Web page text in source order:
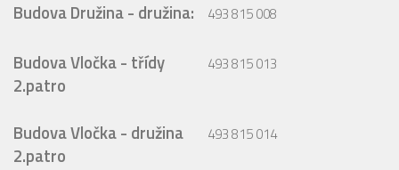
Budova Družina - družina: 493 815 008
Budova Vločka - třídy
2.patro
493 815 013
Budova Vločka - družina
2.patro
493 815 014